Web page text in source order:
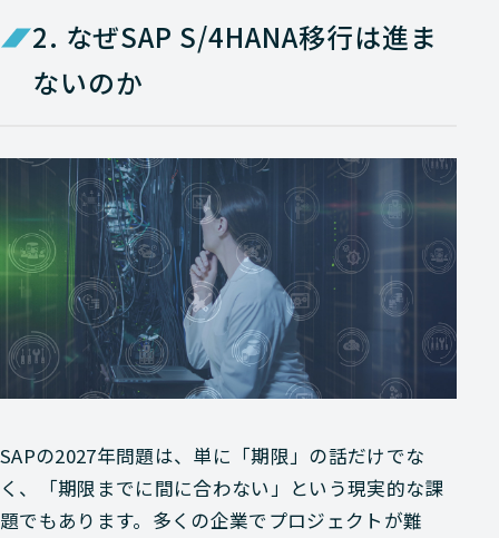
2. なぜSAP S/4HANA移行は進ま
ないのか
SAPの2027年問題は、単に「期限」の話だけでな
く、「期限までに間に合わない」という現実的な課
題でもあります。多くの企業でプロジェクトが難